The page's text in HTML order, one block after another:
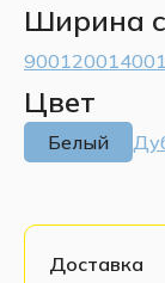
Ширина
90012001400
Цвет
Белый
Доставка